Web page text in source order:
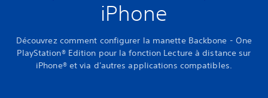
iPhone
Découvrez comment configurer la manette Backbone - One
PlayStation® Edition pour la fonction Lecture à distance sur
iPhone® et via d'autres applications compatibles.